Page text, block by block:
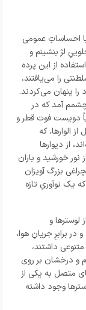
احساساتِ عمومی
لژ بنشینم و
از این پرده‌
را می‌یافتند،
پنهان می‌کردند.
چشمم آمد که در
دویست فوت قطر و
الوارها، که
از دیوارها
نور خورشید و باران
بزرگ آویزان
یک نوآوریِ تازه
لوسترها و
برابرِ جریانِ هوا،
داشتند،
و درخشان بر روی
متصل به یکی از
وجود داشته